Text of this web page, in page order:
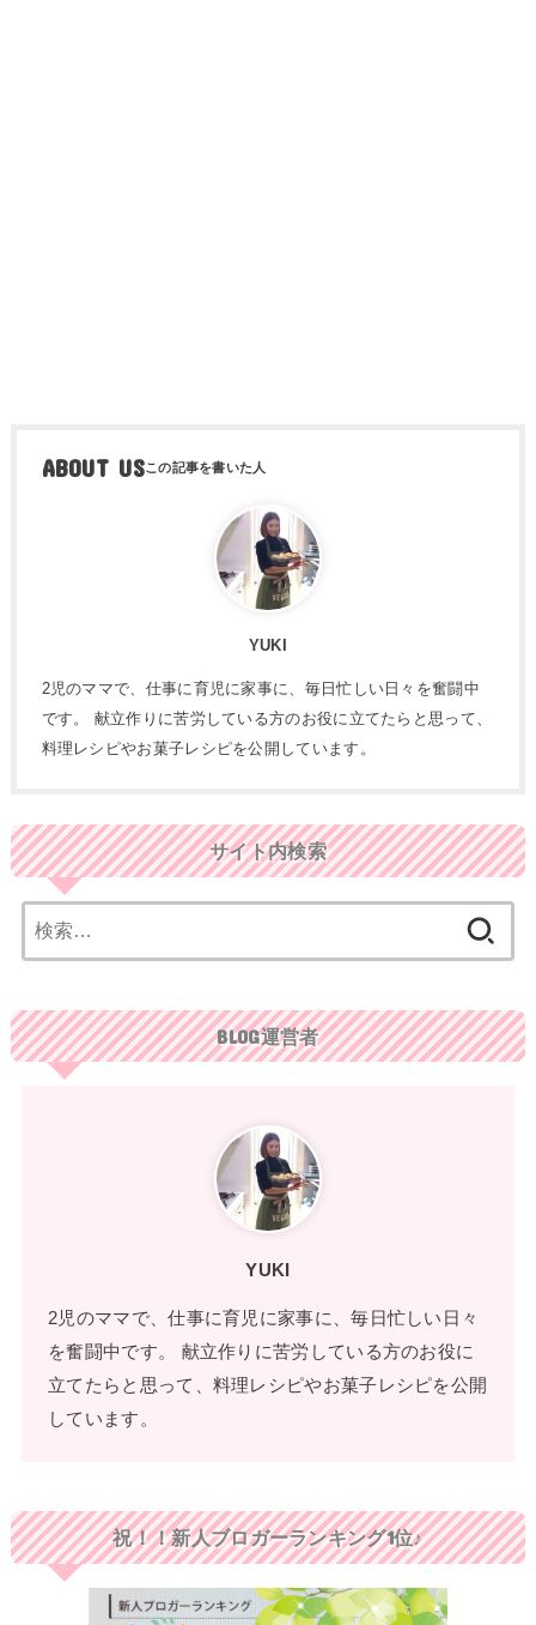
ABOUT US
YUKI
2児のママで、仕事に育児に家事に、毎日忙しい日々を奮闘中
です。 献立作りに苦労している方のお役に立てたらと思って、
料理レシピやお菓子レシピを公開しています。
サイト内検索
索:
BLOG運営者
YUKI
2児のママで、仕事に育児に家事に、毎日忙しい日々
を奮闘中です。 献立作りに苦労している方のお役に
立てたらと思って、料理レシピやお菓子レシピを公開
しています。
祝！！新人ブロガーランキング1位♪